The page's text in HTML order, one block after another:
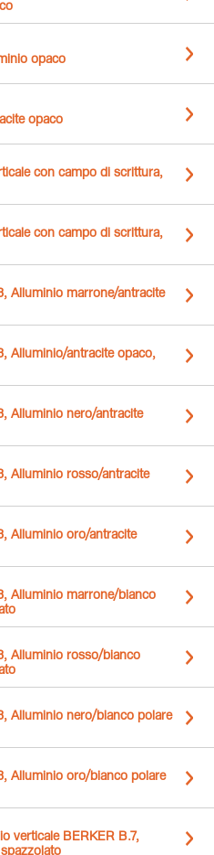
opaco
opaco
con campo di scrittura,
con campo di scrittura,
Alluminio marrone/antracite
Alluminio/antracite opaco,
Alluminio nero/antracite
Alluminio rosso/antracite
Alluminio oro/antracite
Alluminio marrone/bianco
Alluminio rosso/bianco
Alluminio nero/bianco polare
Alluminio oro/bianco polare
verticale BERKER B.7,